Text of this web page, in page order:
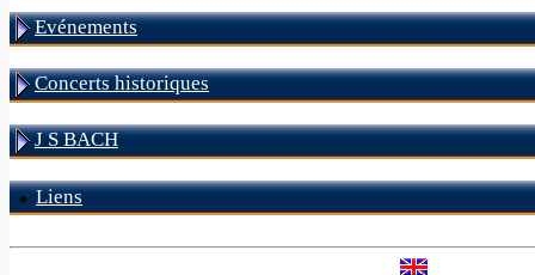
Evénements
Concerts historiques
J S BACH
Liens